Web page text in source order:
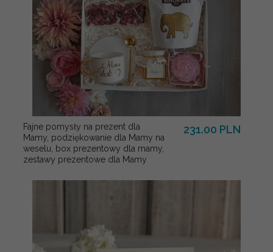
Fajne pomysły na prezent dla
Mamy, podziękowanie dla Mamy na
weselu, box prezentowy dla mamy,
zestawy prezentowe dla Mamy
231.00 PLN